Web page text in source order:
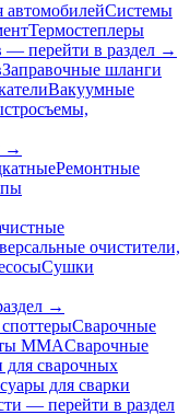
автомобилейСистемы
Термостеплеры
— перейти в раздел →
Заправочные шланги
Вакуумные
→
Ремонтные
очистители,
Сушки
→
Сварочные
MMAСварочные
для сварочных
для сварки
— перейти в раздел